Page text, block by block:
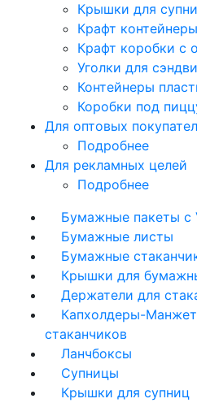
Крышки для
Крафт контейнеры
Крафт коробки с
Уголки для
Контейнеры
Коробки под
Для оптовых
Подробнее
Для рекламных целей
Подробнее
Бумажные пакеты с
Бумажные листы
Бумажные
Крышки для
Держатели для
Капхолдеры-
стаканчиков
Ланчбоксы
Супницы
Крышки для супниц